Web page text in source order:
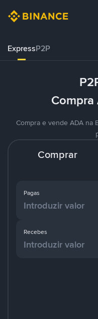
ExpressP2P
Compra
Compra e vende ADA na
Comprar
Pagas
Recebes